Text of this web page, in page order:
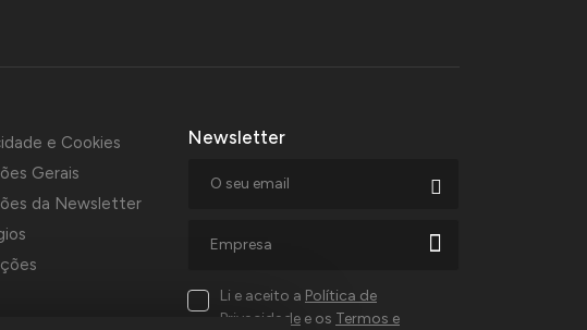
e Cookies
Gerais
da Newsletter
Newsletter
Li e aceito a Política de
Privacidade e os Termos e